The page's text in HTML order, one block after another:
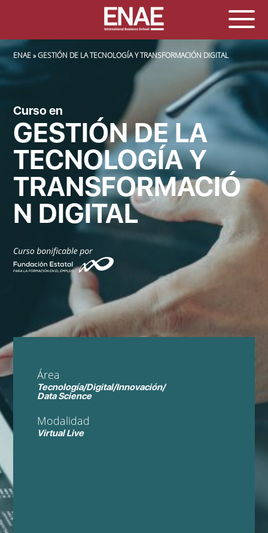
SOBRESCRIBIR ENLACES DE AYUDA A LA NAVEGACIÓN
ENAE GESTIÓN DE LA TECNOLOGÍA Y TRANSFORMACIÓN DIGITAL
Curso en
GESTIÓN DE LA
TECNOLOGÍA Y
TRANSFORMACIÓ
N DIGITAL
Área
Tecnología/Digital/Innovación/
Data Science
Modalidad
Virtual Live